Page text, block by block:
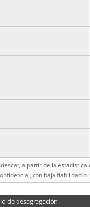
a partir de la estadística
con baja fiabilidad o
de desagregación